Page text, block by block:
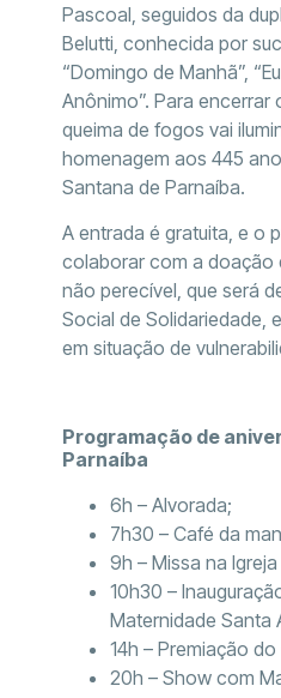
Pascoal, seguidos da
Belutti, conhecida por
“Domingo de Manhã”,
Anônimo”. Para encerrar
queima de fogos vai
homenagem aos 445
Santana de Parnaíba.
A entrada é gratuita, e o
colaborar com a doação
não perecível, que será
Social de Solidariedade,
em situação de
Programação de
Parnaíba
6h – Alvorada;
7h30 – Café da
9h – Missa na
10h30 –
Maternidade Santa
14h – Premiação
20h – Show com